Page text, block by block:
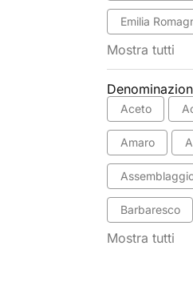
Emilia
Mostra tutti
Aceto
Amaro
Barbaresco
Mostra tutti